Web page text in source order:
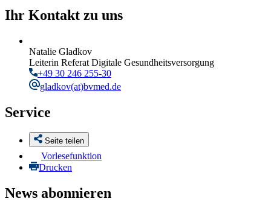
Ihr Kontakt zu uns
Natalie Gladkov
Leiterin Referat Digitale Gesundheitsversorgung
+49 30 246 255-30
gladkov(at)bvmed.de
Service
Seite teilen
Vorlesefunktion
Drucken
News abonnieren